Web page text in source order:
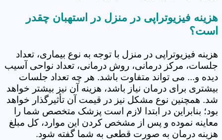
هزینه فیزیوتراپی در منزل در استهبان چقدر
است؟
هزینه فیزیوتراپی در منزل با توجه به نوع بیماری، تعداد
جلسات، مرکز درمانی، روش درمانی، تعداد نواحی آسیب
دیده و... می تواند متفاوت باشد. هر چه تعداد جلسات
بیشتری برای درمان نیاز باشد، هزینه آن نیز بیشتر خواهد
شد. همچنین نوع مشکل نیز در قیمت آن تأثیرگذار خواهد
بود؛ بنابراین در ابتدا لازم است پزشک متخصص شما را
معاینه نموده و پس از مشخص کردن این موارد، کل مبلغ
هزینه درمان به صورت قطعی به شما گفته شود.